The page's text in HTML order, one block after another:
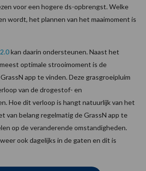
voor een hogere ds-opbrengst. Welke
wordt, het plannen van het maaimoment is
kan daarin ondersteunen. Naast het
optimale strooimoment is de
app te vinden. Deze grasgroeipluim
van de drogestof- en
Hoe dit verloop is hangt natuurlijk van het
van belang regelmatig de GrassN app te
op de veranderende omstandigheden.
ook dagelijks in de gaten en dit is